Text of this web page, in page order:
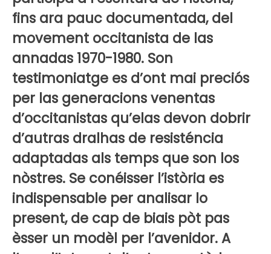
fins ara pauc documentada, del
movement occitanista de las
annadas 1970-1980. Son
testimoniatge es d’ont mai preciós
per las generacions venentas
d’occitanistas qu’elas devon dobrir
d’autras dralhas de resisténcia
adaptadas als temps que son los
nòstres. Se conéisser l’istòria es
indispensable per analisar lo
present, de cap de biais pòt pas
èsser un modèl per l’avenidor. A